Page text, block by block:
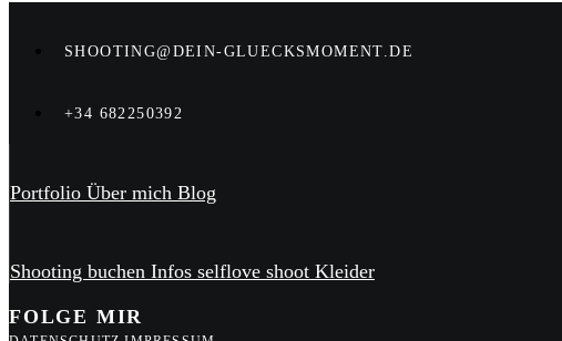
SHOOTING@DEIN-GLUECKSMOMENT.DE
+34 682250392
Portfolio Über mich Blog
Shooting buchen Infos selflove shoot Kleider
FOLGE MIR